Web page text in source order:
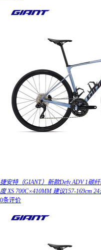
捷安特（GIANT）新款Defy ADV 1碳
度 XS 700C×410MM 建议157-169cm 24
0条评价